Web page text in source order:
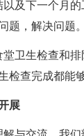
下一个月的
题，解决问题。
生检查和排
检查完成都能
展